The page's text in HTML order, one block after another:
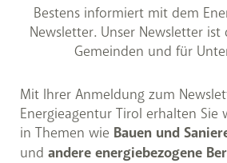
Bestens informiert mit dem
Newsletter. Unser Newsletter
Gemeinden und für
Mit Ihrer Anmeldung zum
Energieagentur Tirol erhalten Sie
in Themen wie Bauen und
und andere energiebezogene